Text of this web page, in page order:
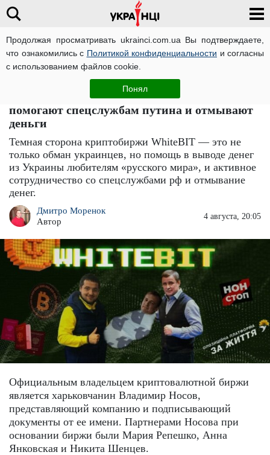
Продолжая просматривать ukrainci.com.ua Вы подтверждаете,
что ознакомились с Политикой конфиденциальности и согласны
с использованием файлов cookie.
Понял
Компромат
Криптобиржа WhiteBIT: как сбежавшие в рф
семья Шенцевых и Владимир Носов
помогают спецслужбам путина и отмывают
деньги
Темная сторона криптобиржи WhiteBIT — это не
только обман украинцев, но помощь в выводе денег
из Украины любителям «русского мира», и активное
сотрудничество со спецслужбами рф и отмывание
денег.
Дмитро Моренок
Автор
4 августа, 20:05
Официальным владельцем криптовалютной биржи
является харьковчанин Владимир Носов,
представляющий компанию и подписывающий
документы от ее имени. Партнерами Носова при
основании биржи были Мария Репешко, Анна
Янковская и Никита Шенцев.